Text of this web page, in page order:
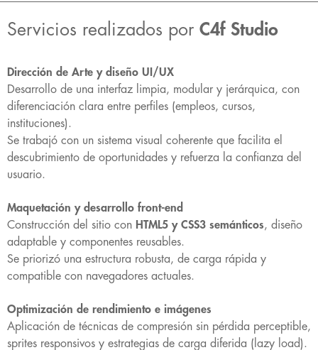
Servicios realizados por C4f Studio
Dirección de Arte y diseño UI/UX
Desarrollo de una interfaz limpia, modular y jerárquica, con
diferenciación clara entre perfiles (empleos, cursos,
instituciones).
Se trabajó con un sistema visual coherente que facilita el
descubrimiento de oportunidades y refuerza la confianza del
usuario.
Maquetación y desarrollo front-end
Construcción del sitio con HTML5 y CSS3 semánticos, diseño
adaptable y componentes reusables.
Se priorizó una estructura robusta, de carga rápida y
compatible con navegadores actuales.
Optimización de rendimiento e imágenes
Aplicación de técnicas de compresión sin pérdida perceptible,
sprites responsivos y estrategias de carga diferida (lazy load).